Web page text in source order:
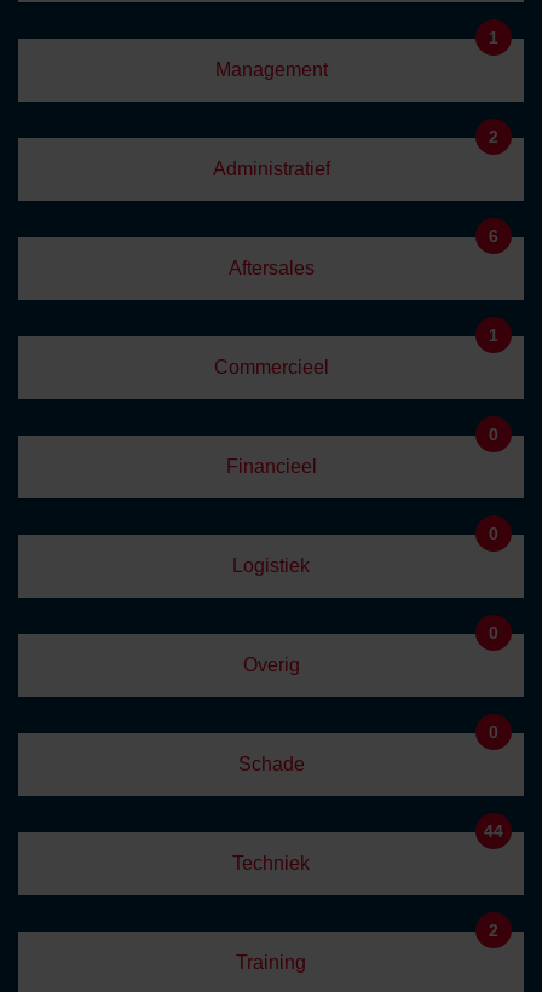
Management
1
Administratief
2
Aftersales
6
Commercieel
1
Financieel
0
Logistiek
0
Overig
0
Schade
0
Techniek
44
Training
2